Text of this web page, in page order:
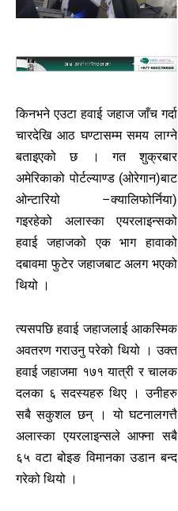
किनभने एउटा हवाई जहाज जाँच गर्दा
चारदेखि आठ घण्टासम्म समय लाग्ने
बताइएको छ । गत शुक्रबार
अमेरिकाको पोर्टल्याण्ड (ओरेगान)बाट
ओन्टारियो –क्यालिफोर्निया)
गइरहेको अलास्का एयरलाइन्सको
हवाई जहाजको एक भाग हावाको
दबावमा फुटेर जहाजबाट अलग भएको
थियो ।
त्यसपछि हवाई जहाजलाई आकस्मिक
अवतरण गराउनु परेको थियो । उक्त
हवाई जहाजमा १७१ यात्री र चालक
दलका ६ सदस्यहरु थिए । उनीहरु
सबै सकुशल छन् । यो घटनालगत्तै
अलास्का एयरलाइन्सले आफ्ना सबै
६५ वटा बोइङ विमानका उडान बन्द
गरेको थियो ।